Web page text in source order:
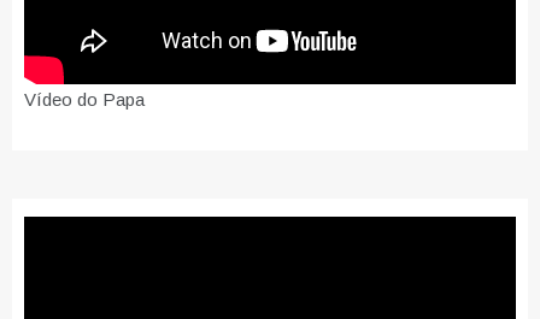
Vídeo do Papa